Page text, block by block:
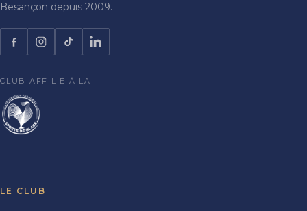
Besançon depuis 2009.
CLUB AFFILIÉ À LA
LE CLUB